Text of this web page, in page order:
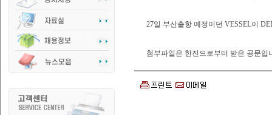
27일 부산출항 예정이던 VESSEL이
첨부파일은 한진으로부터 받은 공문입